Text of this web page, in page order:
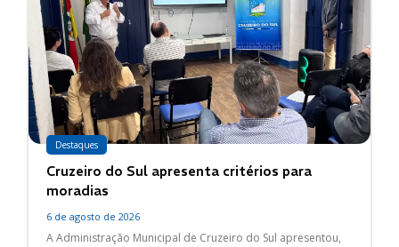
Destaques
Cruzeiro do Sul apresenta critérios para
moradias
6 de agosto de 2026
A Administração Municipal de Cruzeiro do Sul apresentou,